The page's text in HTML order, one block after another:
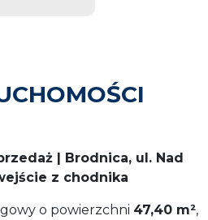
| Brodnica, ul. Nad
z chodnika
o powierzchni 47,40 m²,